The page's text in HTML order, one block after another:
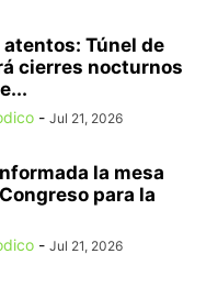
Túnel de
cierres nocturnos
- Jul 21, 2026
la mesa
para la
- Jul 21, 2026